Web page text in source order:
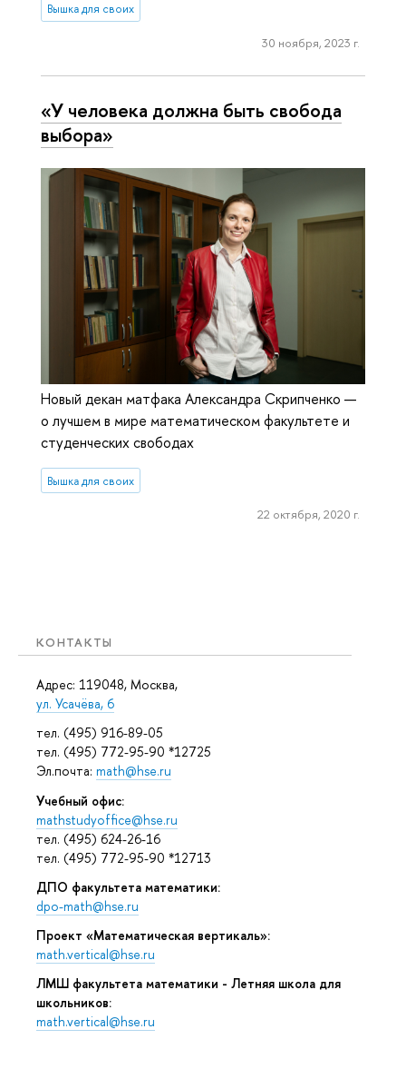
КОНТАКТЫ
Адрес: 119048, Москва,
ул. Усачёва, 6
тел. (495) 916-89-05
тел. (495) 772-95-90 *12725
Эл.почта: math@hse.ru
Учебный офис:
mathstudyoffice@hse.ru
тел. (495) 624-26-16
тел. (495) 772-95-90 *12713
ДПО факультета математики:
dpo-math@hse.ru
Проект «Математическая вертикаль»:
math.vertical@hse.ru
ЛМШ факультета математики - Летняя школа для
школьников:
math.vertical@hse.ru
Вышка для своих
30 ноября, 2023 г.
«У человека должна быть свобода
выбора»
Новый декан матфака Александра Скрипченко —
о лучшем в мире математическом факультете и
студенческих свободах
Вышка для своих
22 октября, 2020 г.